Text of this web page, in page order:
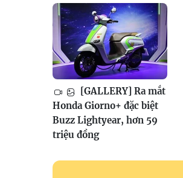
[GALLERY] Ra mắt
Honda Giorno+ đặc biệt
Buzz Lightyear, hơn 59
triệu đồng